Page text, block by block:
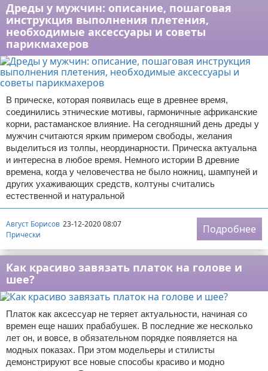
Дреды у мужчин: описание, пошаговая
инструкция выполнения плетения,
необходимые аксессуары и советы
парикмахеров
В прическе, которая появилась еще в древнее время,
соединились этнические мотивы, гармоничные африканские
корни, растаманское влияние. На сегодняшний день дреды у
мужчин считаются ярким примером свободы, желания
выделиться из толпы, неординарности. Прическа актуальна
и интересна в любое время. Немного истории В древние
времена, когда у человечества не было ножниц, шампуней и
других ухаживающих средств, колтуны считались
естественной и натуральной
Август Борисов 23-12-2020 08:07
Прически
Подробнее
Как красиво завязать платок на голове и
шее?
Платок как аксессуар не теряет актуальности, начиная со
времен еще наших прабабушек. В последние же несколько
лет он, и вовсе, в обязательном порядке появляется на
модных показах. При этом модельеры и стилисты
демонстрируют все новые способы красиво и модно